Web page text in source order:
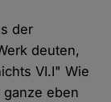
der
deuten,
VI.I" Wie
eben